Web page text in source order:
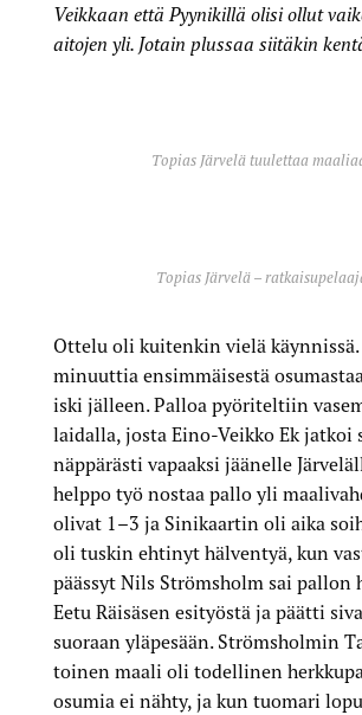
Veikkaan että Pyynikillä olisi ollut
aitojen yli. Jotain plussaa siitäkin
Topias Järvelä tuulettaa
Topias Järvelä –
Ottelu oli kuitenkin vielä
minuuttia ensimmäisestä
iski jälleen. Palloa pyöriteltiin
laidalla, josta Eino-Veikko Ek jatkoi
näppärästi vapaaksi jäänelle
helppo työ nostaa pallo yli
olivat 1–3 ja Sinikaartin oli aika
oli tuskin ehtinyt hälventyä, kun
päässyt Nils Strömsholm sai pallon
Eetu Räisäsen esityöstä ja päätti
suoraan yläpesään. Strömsholmin
toinen maali oli todellinen
osumia ei nähty, ja kun tuomari